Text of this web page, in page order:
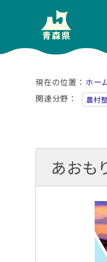
ホー
関連分野
農村
あおも